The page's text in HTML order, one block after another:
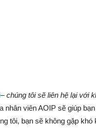
–chúng tôi sẽ liên hệ lại với
nhân viên AOIP sẽ giúp
tôi, bạn sẽ không gặp